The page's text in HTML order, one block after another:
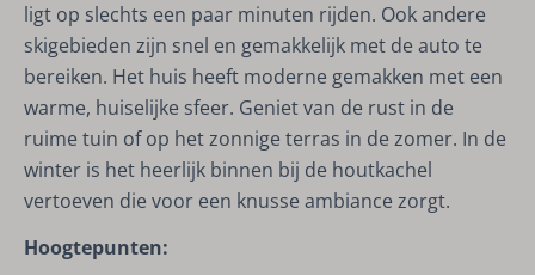
ligt op slechts een paar minuten rijden. Ook andere
skigebieden zijn snel en gemakkelijk met de auto te
bereiken. Het huis heeft moderne gemakken met een
warme, huiselijke sfeer. Geniet van de rust in de
ruime tuin of op het zonnige terras in de zomer. In de
winter is het heerlijk binnen bij de houtkachel
vertoeven die voor een knusse ambiance zorgt.
Hoogtepunten: